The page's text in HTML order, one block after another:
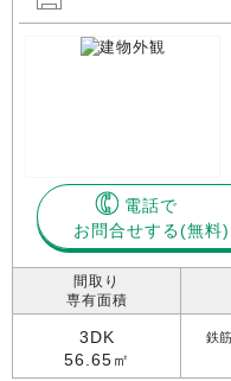
電話で
お問合せする
間取り
専有面積
3DK
56.65㎡
鉄